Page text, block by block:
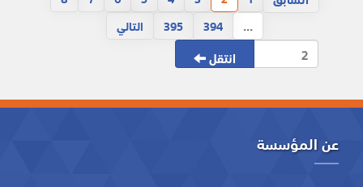
...
394
395 التالي
انتقل
عن المؤسسة